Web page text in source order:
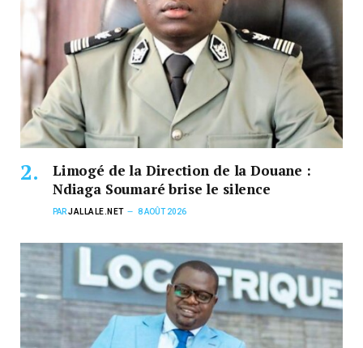
Limogé de la Direction de la Douane :
Ndiaga Soumaré brise le silence
PARJALLALE.NET 8 AOÛT 2026